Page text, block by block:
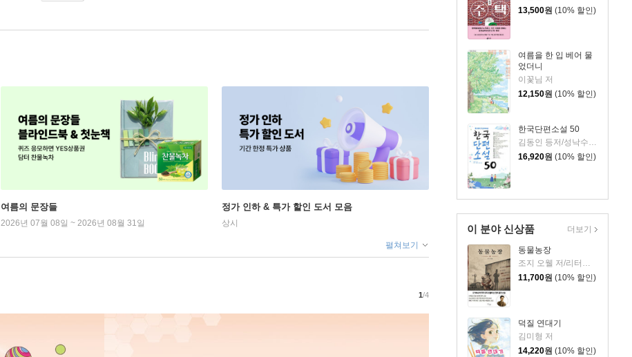
13,500원 (10% 할인)
여름을 한 입 베어 물
었더니
이꽃님 저
12,150원 (10% 할인)
한국단편소설 50
16,920원 (10% 할인)
이 분야 신상품
동물농장
11,700원 (10% 할인)
덕질 연대기
김미형 저
14,220원 (10% 할인)
더보기
여름의 문장들
2026년 07월 08일 ~ 2026년 08월 31일
정가 인하 & 특가 할인 도서 모음
상시
펼쳐보기
1/4